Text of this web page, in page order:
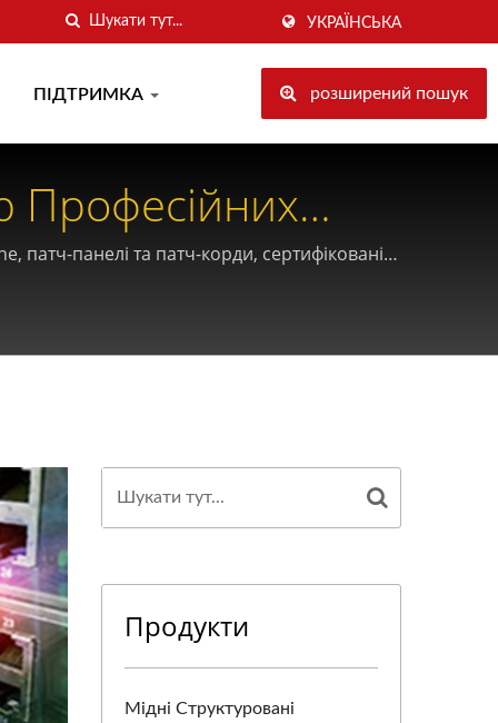
УКРАЇНСЬКА
ПІДТРИМКА розширений пошук
Професійних
патч-панелі та патч-корди, сертифіковані
Продукти
Мідні Структуровані